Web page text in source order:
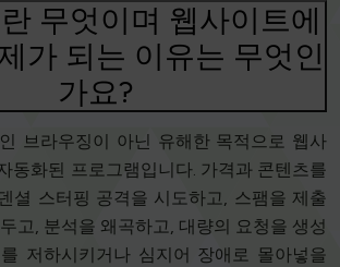
무엇이며 웹사이트에
가 되는 이유는 무엇인
가요?
브라우징이 아닌 유해한 목적으로 웹사
동화된 프로그램입니다. 가격과 콘텐츠를
셜 스터핑 공격을 시도하고, 스팸을 제출
고, 분석을 왜곡하고, 대량의 요청을 생성
저하시키거나 심지어 장애로 몰아넣을